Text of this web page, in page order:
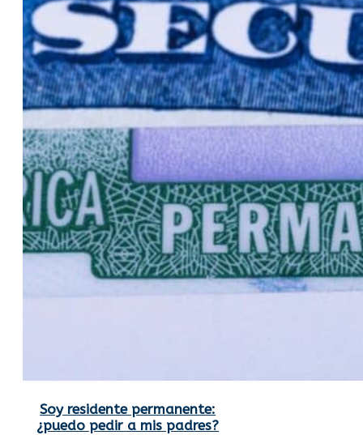
Soy residente permanente:
¿puedo pedir a mis padres?